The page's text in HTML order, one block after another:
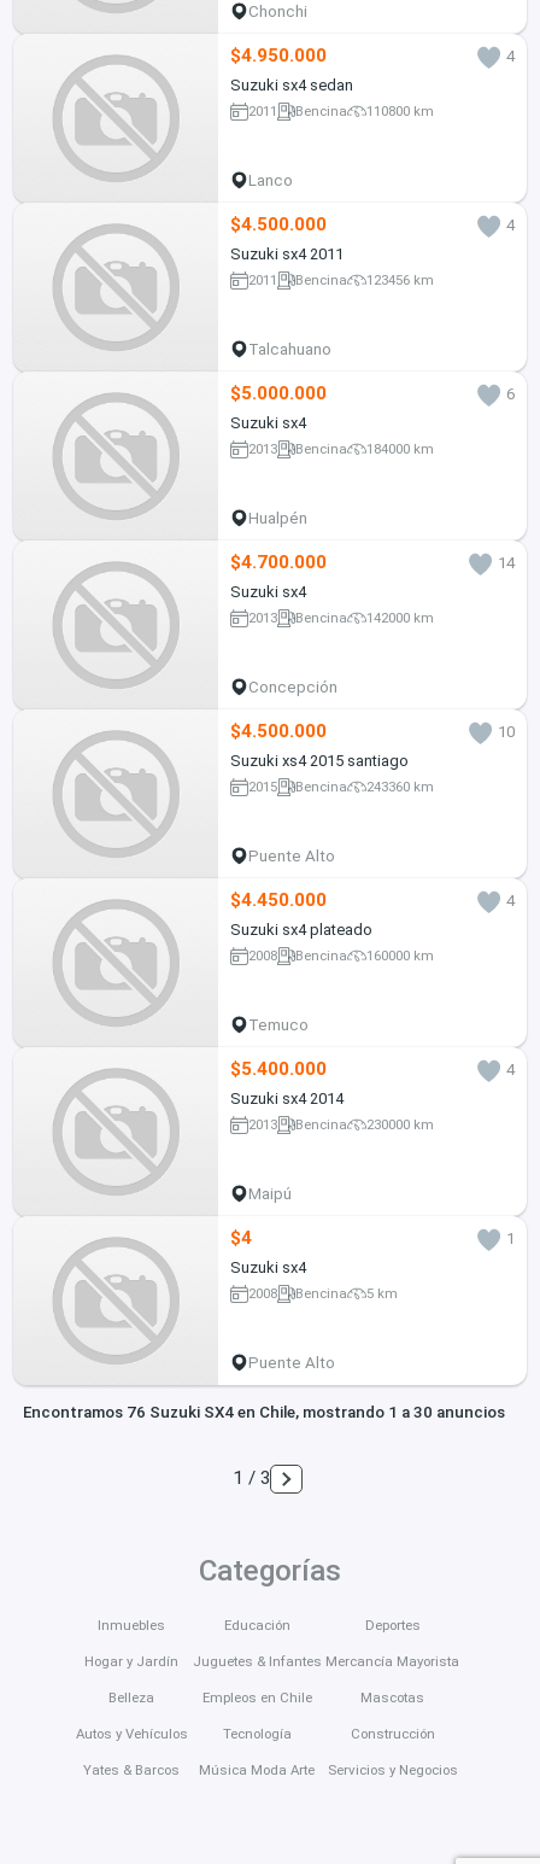
Chonchi
$4.950.000
4
Suzuki sx4 sedan
2011 Bencina 110800 km
Lanco
$4.500.000
4
Suzuki sx4 2011
2011 Bencina 123456 km
Talcahuano
$5.000.000
6
Suzuki sx4
2013 Bencina 184000 km
Hualpén
$4.700.000
14
Suzuki sx4
2013 Bencina 142000 km
Concepción
$4.500.000
10
Suzuki xs4 2015 santiago
2015 Bencina 243360 km
Puente Alto
$4.450.000
4
Suzuki sx4 plateado
2008 Bencina 160000 km
Temuco
$5.400.000
4
Suzuki sx4 2014
2013 Bencina 230000 km
Maipú
$4
1
Suzuki sx4
2008 Bencina 5 km
Puente Alto
Encontramos 76 Suzuki SX4 en Chile, mostrando 1 a 30 anuncios
1 / 3
Categorías
Inmuebles
Hogar y Jardín
Belleza
Autos y Vehículos
Yates & Barcos
Educación
Juguetes & Infantes
Empleos en Chile
Tecnología
Música Moda Arte
Deportes
Mercancía Mayorista
Mascotas
Construcción
Servicios y Negocios